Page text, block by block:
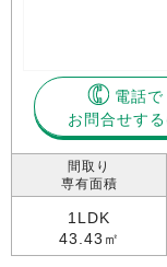
電話で
お問合せする
間取り
専有面積
1LDK
43.43㎡